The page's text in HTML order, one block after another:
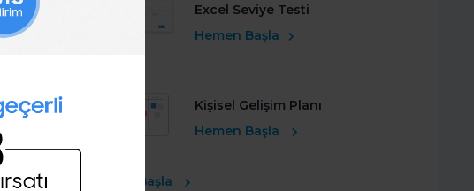
Excel Seviye Testi
Hemen Başla
Kişisel Gelişim Planı
Hemen Başla
Ücretsiz Başla